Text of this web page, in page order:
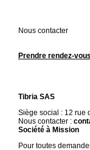
Nous contacter
Prendre rendez-vous
Tibria SAS
Siège social : 12 rue
Nous contacter :
Société à Mission
Pour toutes